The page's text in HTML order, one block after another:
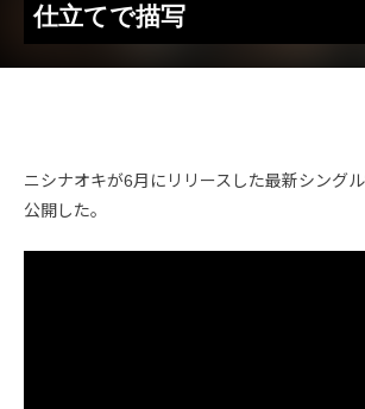
仕立てで描写
ニシナオキが6月にリリースした最新シング
公開した。